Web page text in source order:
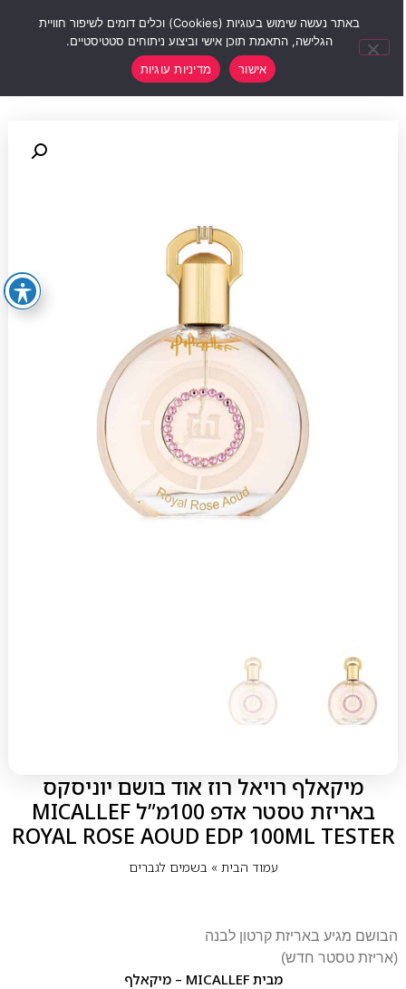
מיקאלף רויאל רוז אוד בושם יוניסקס
באריזת טסטר אדפ 100מ”ל MICALLEF
ROYAL ROSE AOUD EDP 100ML TESTER
עמוד הבית» בשמים לגברים
הבושם מגיע באריזת קרטון לבנה
(אריזת טסטר חדש)
מביתMICALLEF – מיקאלף
באתר נעשה שימוש בעוגיות (Cookies) וכלים דומים לשיפור חוויית
הגלישה, התאמת תוכן אישי וביצוע ניתוחים סטטיסטיים.
אישור
מדיניות עוגיות